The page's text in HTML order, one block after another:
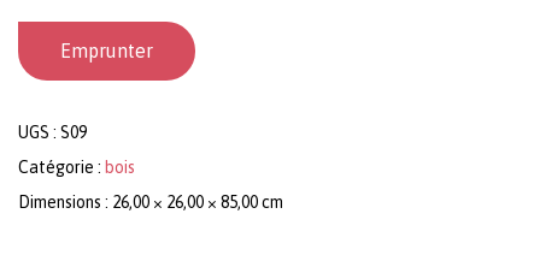
Emprunter
UGS : S09
Catégorie : bois
Dimensions : 26,00 × 26,00 × 85,00 cm